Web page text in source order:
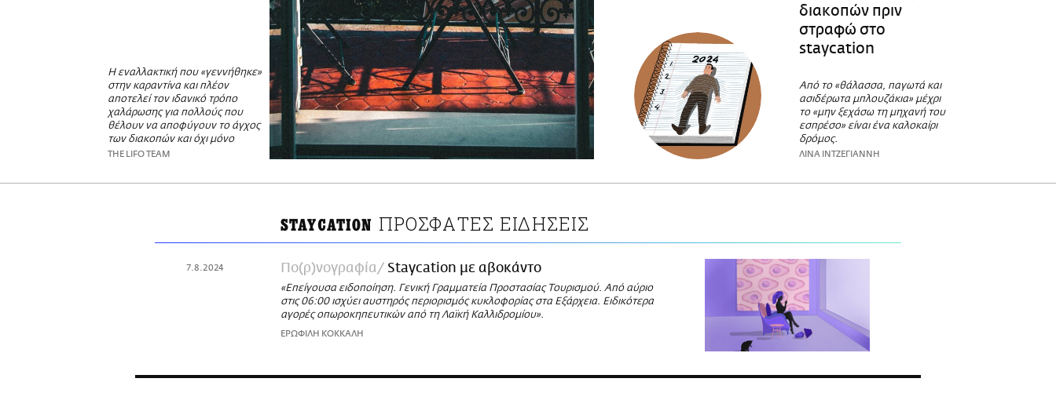
Η εναλλακτική που «γεννήθηκε»
στην καραντίνα και πλέον
αποτελεί τον ιδανικό τρόπο
χαλάρωσης για πολλούς που
θέλουν να αποφύγουν το άγχος
των διακοπών και όχι μόνο
THE LIFO TEAM
διακοπών πριν
στραφώ στο
staycation
Από το «θάλασσα, παγωτά και
ασιδέρωτα μπλουζάκια» μέχρι
το «μην ξεχάσω τη μηχανή του
εσπρέσο» είναι ένα καλοκαίρι
δρόμος.
ΛΙΝΑ ΙΝΤΖΕΓΙΑΝΝΗ
STAYCATION ΠΡΟΣΦΑΤΕΣ ΕΙΔΗΣΕΙΣ
7.8.2024 Πο(ρ)νογραφία Staycation με αβοκάντο
«Επείγουσα ειδοποίηση. Γενική Γραμματεία Προστασίας Τουρισμού. Από αύριο
στις 06:00 ισχύει αυστηρός περιορισμός κυκλοφορίας στα Εξάρχεια. Ειδικότερα
αγορές οπωροκηπευτικών από τη Λαϊκή Καλλιδρομίου».
ΕΡΩΦΙΛΗ ΚΟΚΚΑΛΗ